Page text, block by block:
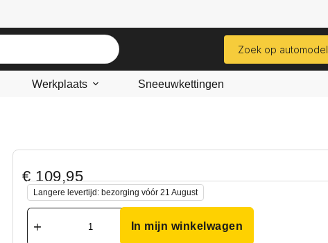
Zoek op automodel
Werkplaats Sneeuwkettingen
€109,95
Langere levertijd: bezorging vóór 21 August
In mijn winkelwagen